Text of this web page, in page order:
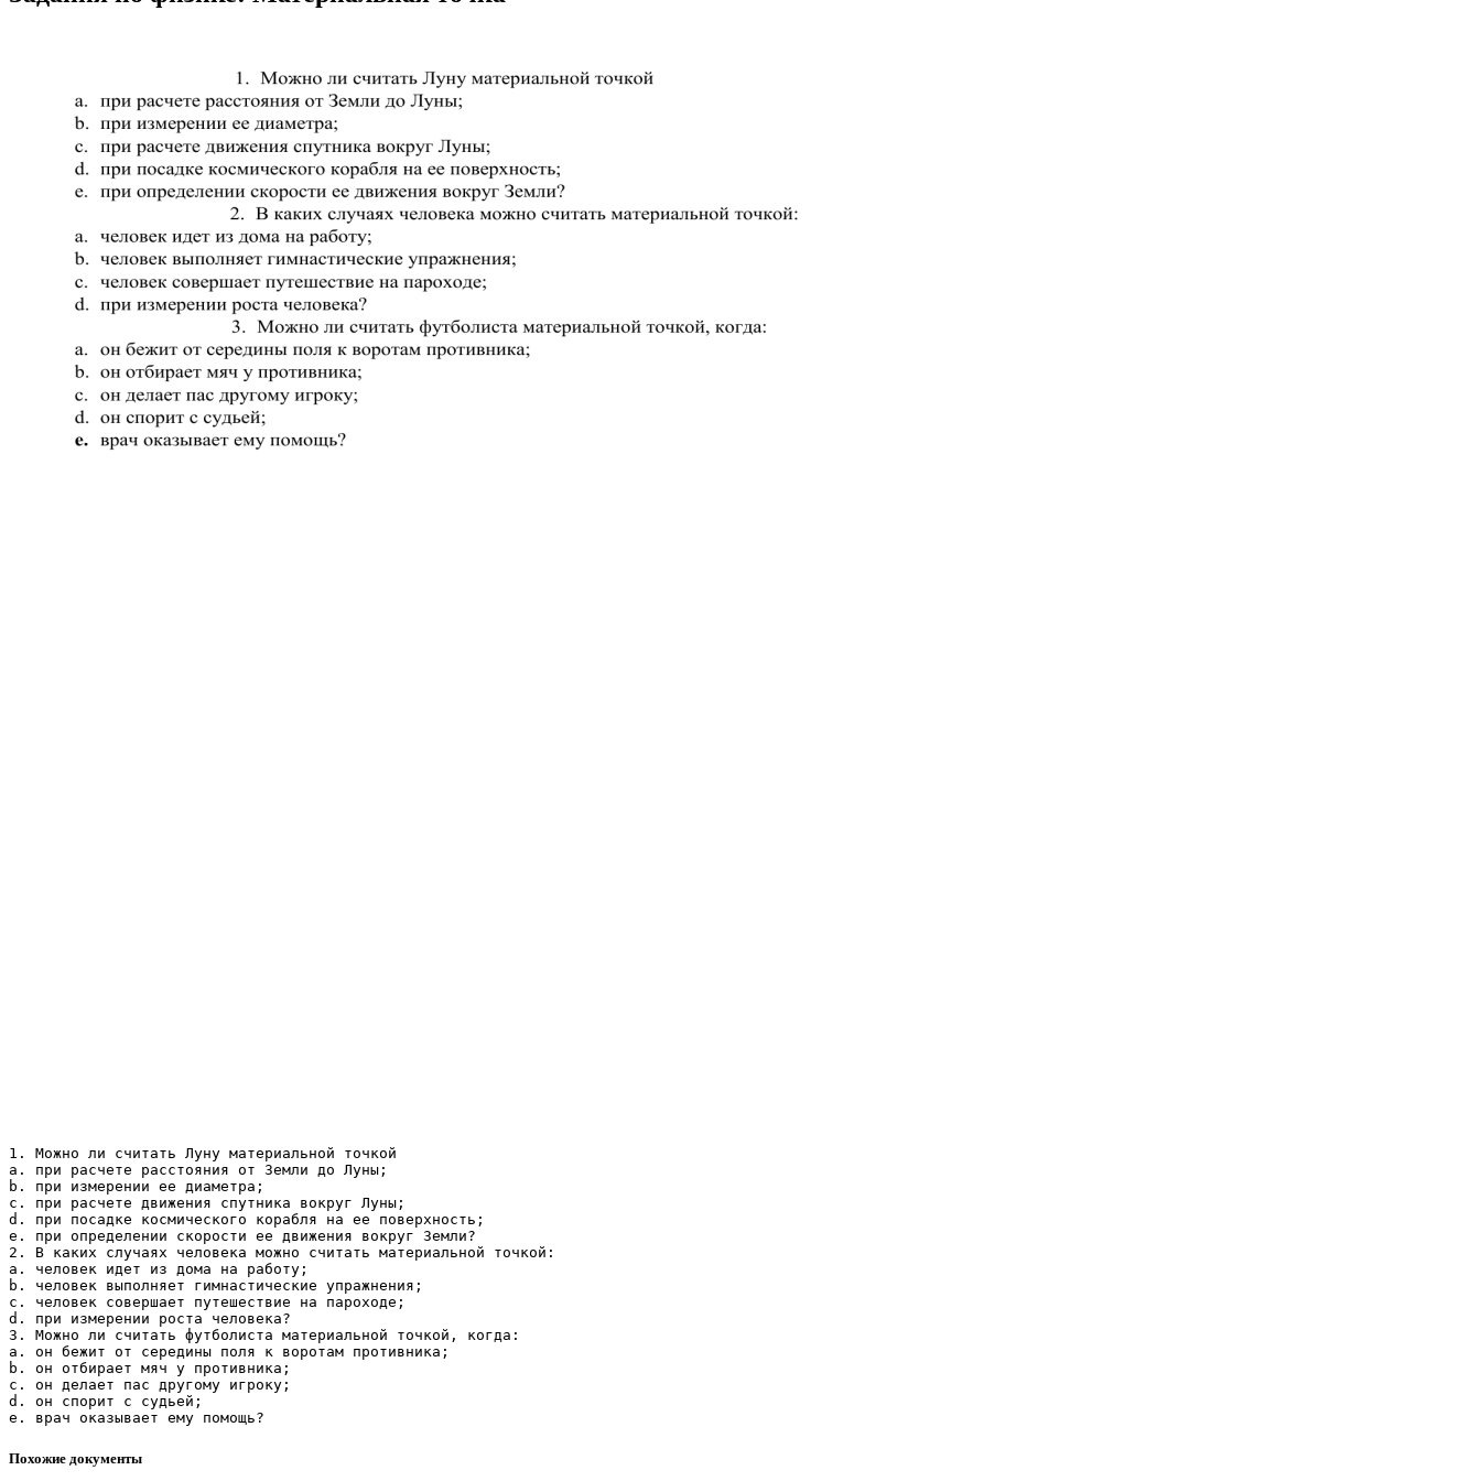
1. Можно ли считать Луну материальной точкой
a. при расчете расстояния от Земли до Луны;
b. при измерении ее диаметра;
c. при расчете движения спутника вокруг Луны;
d. при посадке космического корабля на ее поверхность;
e. при определении скорости ее движения вокруг Земли?
2. В каких случаях человека можно считать материальной точкой:
a. человек идет из дома на работу;
b. человек выполняет гимнастические упражнения;
c. человек совершает путешествие на пароходе;
d. при измерении роста человека?
3. Можно ли считать футболиста материальной точкой, когда:
a. он бежит от середины поля к воротам противника;
b. он отбирает мяч у противника;
c. он делает пас другому игроку;
d. он спорит с судьей;
Похожие документы